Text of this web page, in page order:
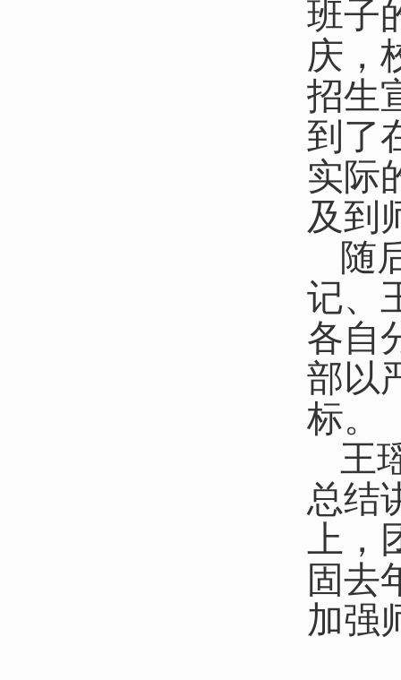
班子
庆，
招生
到了
实际
及到
随
记、
各自
部以
标。
王
总结
上，
固去
加强